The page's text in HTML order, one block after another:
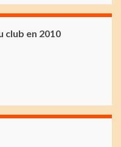
club en 2010